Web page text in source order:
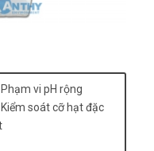
Phạm vi pH rộng
Kiểm soát cỡ hạt đặc